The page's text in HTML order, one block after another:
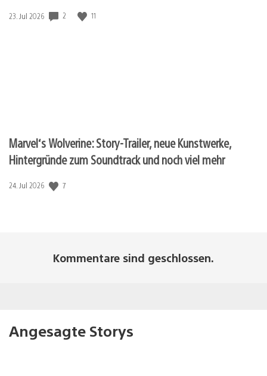
Veröffentlichungsdatum:
23. Jul 2026 2 11
Marvel‘s Wolverine: Story-Trailer, neue Kunstwerke,
Hintergründe zum Soundtrack und noch viel mehr
Veröffentlichungsdatum:
24. Jul 2026 7
Kommentare sind geschlossen.
Angesagte Storys